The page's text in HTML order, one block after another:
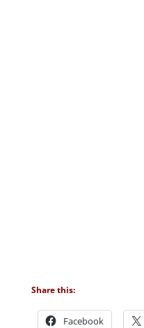
Share this:
Facebook